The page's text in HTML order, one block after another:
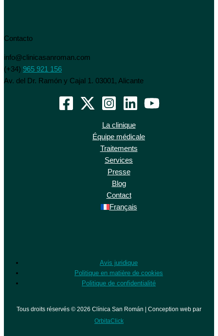
Contacto
info@clinicasanroman.com
(+34) 965 921 156
Av. del Dr. Ramón y Cajal 1. 03001, Alicante
La clinique
Équipe médicale
Traitements
Services
Presse
Blog
Contact
Français
Avis juridique
Politique en matière de cookies
Politique de confidentialité
Tous droits réservés © 2026 Clínica San Román | Conception web par
OrbitaClick